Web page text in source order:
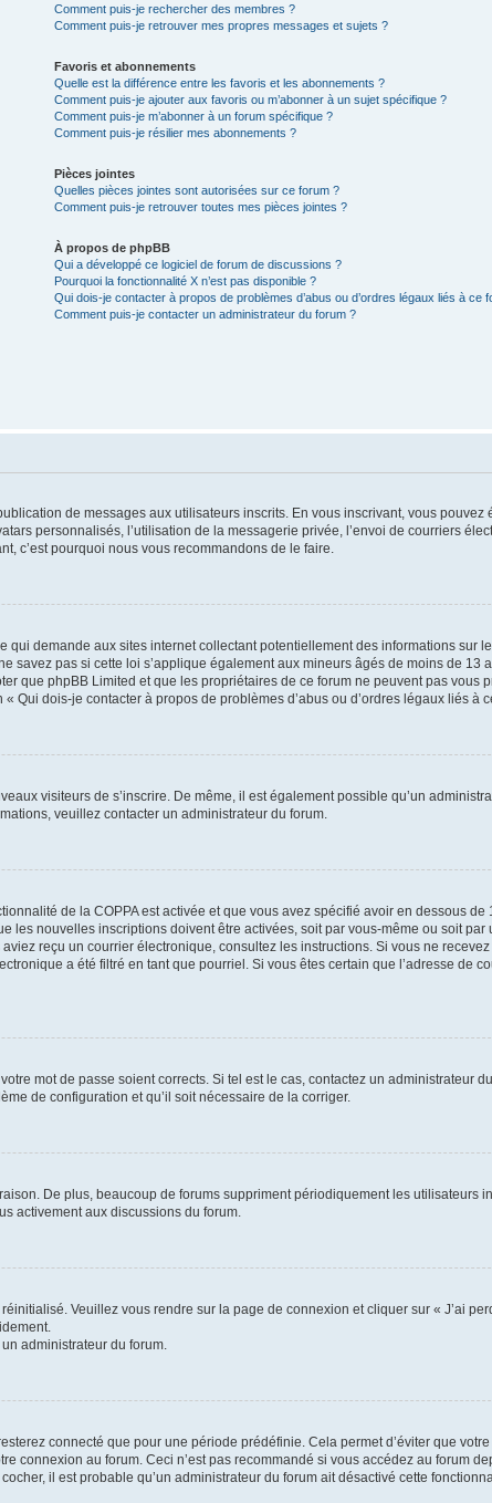
Comment puis-je rechercher des membres ?
Comment puis-je retrouver mes propres messages et sujets ?
Favoris et abonnements
Quelle est la différence entre les favoris et les abonnements ?
Comment puis-je ajouter aux favoris ou m’abonner à un sujet spécifique ?
Comment puis-je m’abonner à un forum spécifique ?
Comment puis-je résilier mes abonnements ?
Pièces jointes
Quelles pièces jointes sont autorisées sur ce forum ?
Comment puis-je retrouver toutes mes pièces jointes ?
À propos de phpBB
Qui a développé ce logiciel de forum de discussions ?
Pourquoi la fonctionnalité X n’est pas disponible ?
Qui dois-je contacter à propos de problèmes d’abus ou d’ordres légaux liés à ce
Comment puis-je contacter un administrateur du forum ?
de messages aux utilisateurs inscrits. En vous inscrivant, vous
personnalisés, l’utilisation de la messagerie privée, l’envoi de courriers
c’est pourquoi nous vous recommandons de le faire.
qui demande aux sites internet collectant potentiellement des informations sur
pas si cette loi s’applique également aux mineurs âgés de moins de 13
que phpBB Limited et que les propriétaires de ce forum ne peuvent pas vous
Qui dois-je contacter à propos de problèmes d’abus ou d’ordres légaux liés à
visiteurs de s’inscrire. De même, il est également possible qu’un
veuillez contacter un administrateur du forum.
de la COPPA est activée et que vous avez spécifié avoir en dessous de
nouvelles inscriptions doivent être activées, soit par vous-même ou soit par
reçu un courrier électronique, consultez les instructions. Si vous ne
a été filtré en tant que pourriel. Si vous êtes certain que l’adresse de
mot de passe soient corrects. Si tel est le cas, contactez un administrateur
de configuration et qu’il soit nécessaire de la corriger.
De plus, beaucoup de forums suppriment périodiquement les utilisateurs
activement aux discussions du forum.
Veuillez vous rendre sur la page de connexion et cliquer sur « J’ai
administrateur du forum.
connecté que pour une période prédéfinie. Cela permet d’éviter que
connexion au forum. Ceci n’est pas recommandé si vous accédez au forum
il est probable qu’un administrateur du forum ait désactivé cette